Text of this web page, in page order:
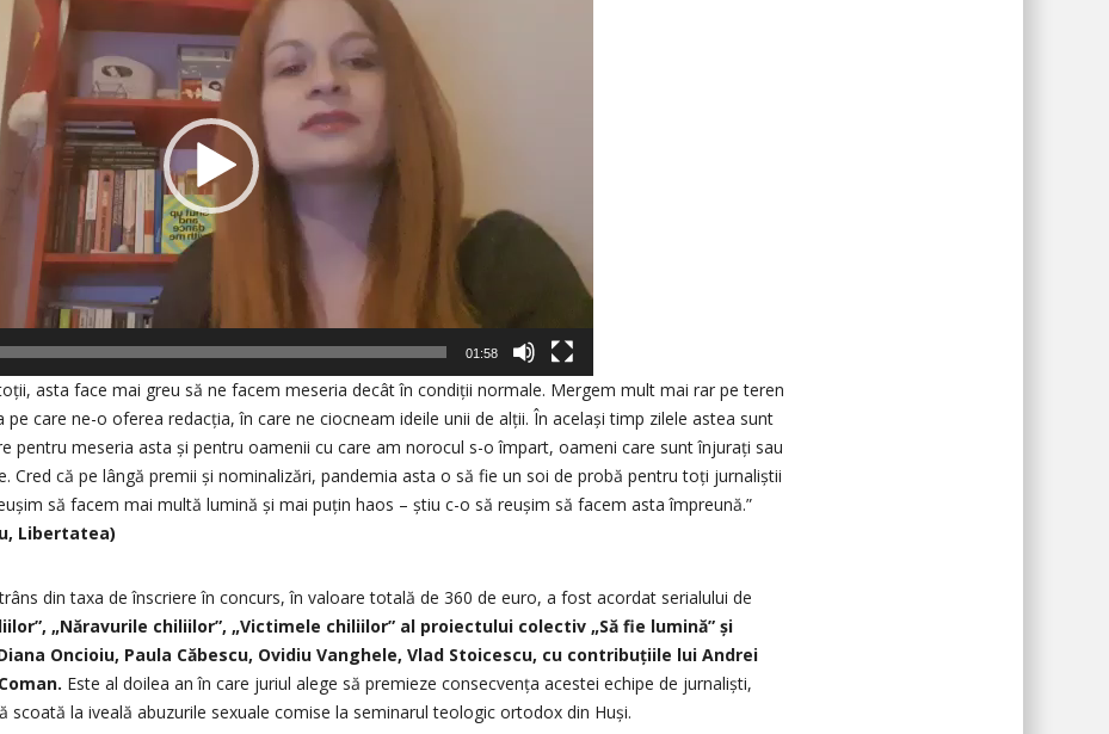
01:58
asta face mai greu să ne facem meseria decât în condiții normale. Mergem mult mai rar pe teren
pe care ne-o oferea redacția, în care ne ciocneam ideile unii de alții. În același timp zilele astea sunt
pentru meseria asta și pentru oamenii cu care am norocul s-o împart, oameni care sunt înjurați sau
Cred că pe lângă premii și nominalizări, pandemia asta o să fie un soi de probă pentru toți jurnaliștii
să facem mai multă lumină și mai puțin haos – știu c-o să reușim să facem asta împreună.”
Libertatea)
din taxa de înscriere în concurs, în valoare totală de 360 de euro, a fost acordat serialului de
„Năravurile chiliilor”, „Victimele chiliilor” al proiectului colectiv „Să fie lumină” și
Oncioiu, Paula Căbescu, Ovidiu Vanghele, Vlad Stoicescu, cu contribuțiile lui Andrei
Este al doilea an în care juriul alege să premieze consecvența acestei echipe de jurnaliști,
scoată la iveală abuzurile sexuale comise la seminarul teologic ortodox din Huși.